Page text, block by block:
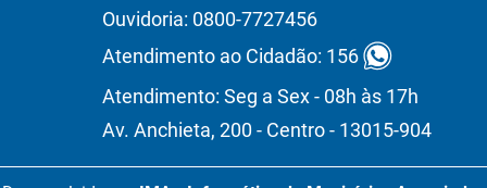
Ouvidoria: 0800-7727456
Atendimento ao Cidadão: 156
Atendimento: Seg a Sex - 08h às 17h
Av. Anchieta, 200 - Centro - 13015-904